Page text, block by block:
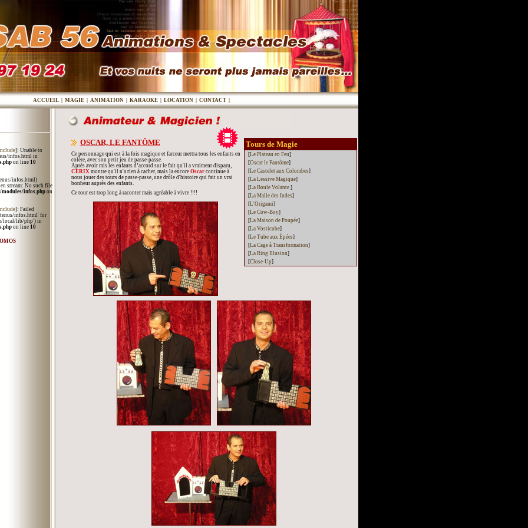
ACCUEIL MAGIE ANIMATION KARAOKE LOCATION CONTACT
]: Unable to
infos.html in
on line 10
infos.html)
stream: No such file
infos.phpon
]: Failed
infos.html' for
local/lib/php') in
on line 10
Tours de Magie
[Le Plateau en Feu]
[Oscar le Fantôme]
[Le Castelet aux Colombes]
[La Lessive Magique]
[La Boule Volante ]
[La Malle des Indes]
[L'Origami]
[Le Cow-Boy]
[La Maison de Poupée]
[La Vosticube]
[Le Tube aux Épées]
[La Cage à Transformation]
[La Ring Illusion]
[Close-Up]
OSCAR, LE FANTÔME
Ce personnage qui est à la fois magique et farceur mettra tous les enfants en
colère, avec son petit jeu de passe-passe.
Après avoir mis les enfants d’accord sur le fait qu'il a vraiment disparu,
CERIXmontre qu'il n'a rien à cacher, mais la encore Oscarcontinue à
nous jouer des tours de passe-passe, une drôle d'histoire qui fait un vrai
bonheur auprès des enfants.
Ce tour est trop long à raconter mais agréable à vivre !!!!